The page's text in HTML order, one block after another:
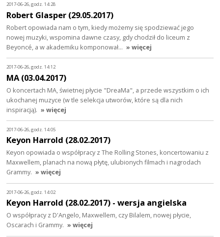
2017-06-26, godz. 14:28
Robert Glasper (29.05.2017)
Robert opowiada nam o tym, kiedy możemy się spodziewać jego
nowej muzyki, wspomina dawne czasy, gdy chodził do liceum z
Beyoncé, a w akademiku komponował… » więcej
2017-06-26, godz. 14:12
MA (03.04.2017)
O koncertach MA, świetnej płycie "DreaMa", a przede wszystkim o ich
ukochanej muzyce (w tle selekcja utworów, które są dla nich
inspiracją). » więcej
2017-06-26, godz. 14:05
Keyon Harrold (28.02.2017)
Keyon opowiada o współpracy z The Rolling Stones, koncertowaniu z
Maxwellem, planach na nową płytę, ulubionych filmach i nagrodach
Grammy. » więcej
2017-06-26, godz. 14:02
Keyon Harrold (28.02.2017) - wersja angielska
O współpracy z D'Angelo, Maxwellem, czy Bilalem, nowej płycie,
Oscarach i Grammy. » więcej